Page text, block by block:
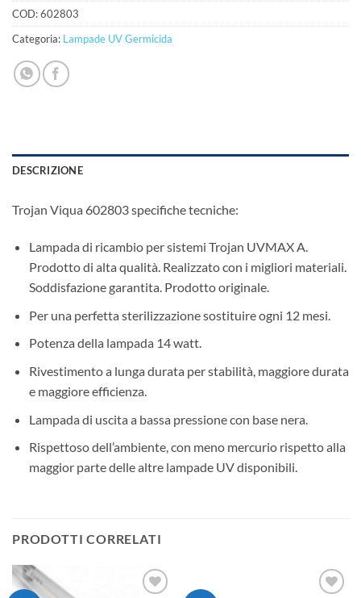
COD:602803
Categoria: Lampade UV Germicida
DESCRIZIONE
Trojan Viqua 602803 specifiche tecniche:
Lampada di ricambio per sistemi Trojan UVMAX A.
Prodotto di alta qualità. Realizzato con i migliori materiali.
Soddisfazione garantita. Prodotto originale.
Per una perfetta sterilizzazione sostituire ogni 12 mesi.
Potenza della lampada 14 watt.
Rivestimento a lunga durata per stabilità, maggiore durata
e maggiore efficienza.
Lampada di uscita a bassa pressione con base nera.
Rispettoso dell’ambiente, con meno mercurio rispetto alla
maggior parte delle altre lampade UV disponibili.
PRODOTTI CORRELATI